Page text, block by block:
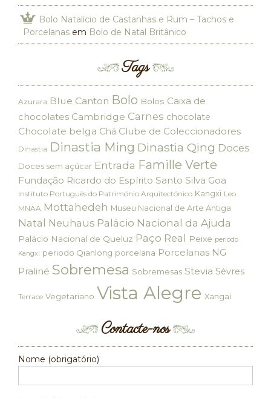
Bolo Natalício de Castanhas e Rum – Tachos e
Porcelanas em Bolo de Natal Britânico
Tags
Azurara Blue Canton Bolo Bolos Caixa de
chocolates Cambridge Carnes chocolate
Chocolate belga Chá Clube de Coleccionadores
Dinastia Dinastia Ming Dinastia Qing Doces
Doces sem açúcar Entrada Famille Verte
Fundação Ricardo do Espírito Santo Silva Goa
Instituto Português do Património Arquitectónico Kangxi Leo
MNAA Mottahedeh Museu Nacional de Arte Antiga
Natal Neuhaus Palácio Nacional da Ajuda
Palácio Nacional de Queluz Paço Real Peixe periodo
Kangxi periodo Qianlong porcelana Porcelanas NG
Praliné Sobremesa Sobremesas Stevia Sèvres
Terrace Vegetariano Vista Alegre Xangai
Contacte-nos
Nome (obrigatório)